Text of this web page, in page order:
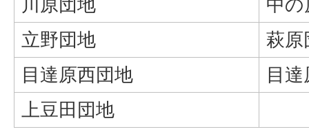
川原団地
中の
立野団地
萩原
目達原西団地
目
上豆田団地